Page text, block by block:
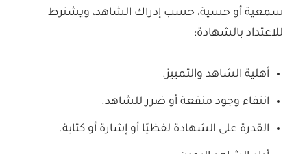
سمعية أو حسية، حسب إدراك الشاهد، ويشترط
للاعتداد بالشهادة:
أهلية الشاهد والتمييز.
انتفاء وجود منفعة أو ضرر للشاهد.
القدرة على الشهادة لفظيًا أو إشارة أو كتابة.